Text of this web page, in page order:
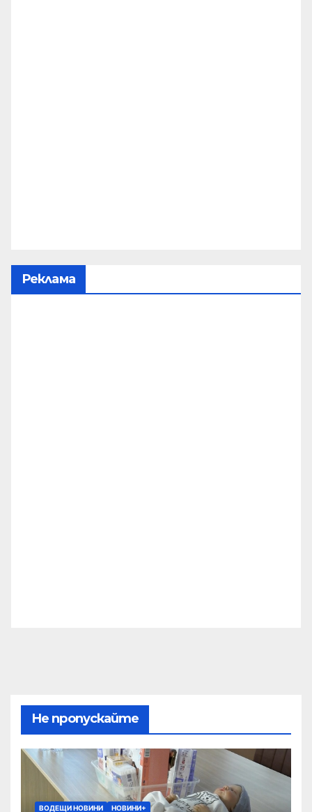
Реклама
Не пропускайте
ВОДЕЩИ НОВИНИ НОВИНИ+